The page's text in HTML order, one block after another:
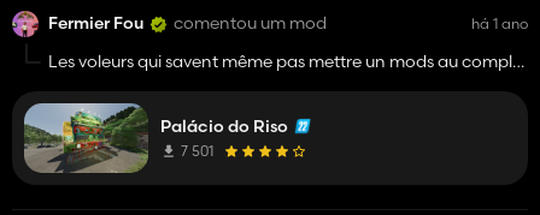
Fermier Fou comentou um mod há 1 ano
Les voleurs qui savent même pas mettre un mods au complet
Palácio do Riso
7 501